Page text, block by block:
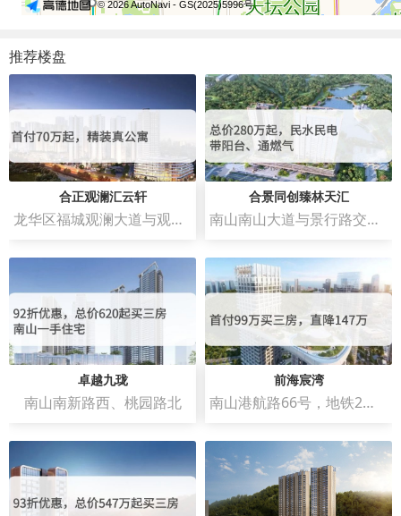
推荐楼盘
合正观澜汇云轩
龙华区福城观澜大道与观澜人民路交汇处西南侧
合景同创臻林天汇
南山南山大道与景行路交汇处西南侧
卓越九珑
南山南新路西、桃园路北
前海宸湾
南山港航路66号，地铁2号线和5号线赤湾地铁站C出口